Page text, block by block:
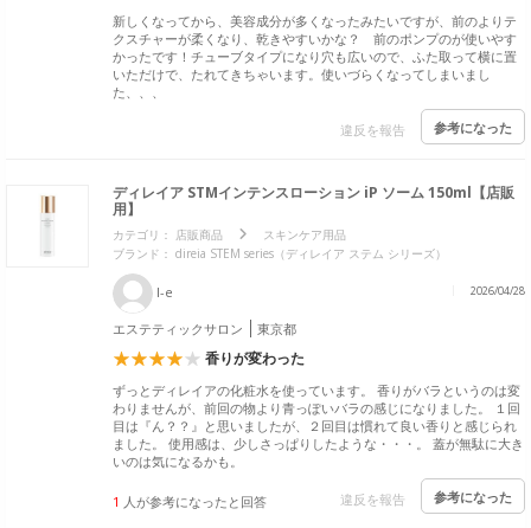
新しくなってから、美容成分が多くなったみたいですが、前のよりテ
クスチャーが柔くなり、乾きやすいかな？ 前のポンプのが使いやす
かったです！チューブタイプになり穴も広いので、ふた取って横に置
いただけで、たれてきちゃいます。使いづらくなってしまいまし
た、、、
違反を報告 参考になった
ディレイア STMインテンスローション iP ソーム 150ml【店販
用】
カテゴリ： 店販商品
スキンケア用品
ブランド： direia STEM series（ディレイア ステム シリーズ）
I-e 2026/04/28
エステティックサロン 東京都
香りが変わった
ずっとディレイアの化粧水を使っています。 香りがバラというのは変
わりませんが、前回の物より青っぽいバラの感じになりました。 １回
目は『ん？？』と思いましたが、２回目は慣れて良い香りと感じられ
ました。 使用感は、少しさっぱりしたような・・・。 蓋が無駄に大き
いのは気になるかも。
1 人が参考になったと回答 違反を報告 参考になった